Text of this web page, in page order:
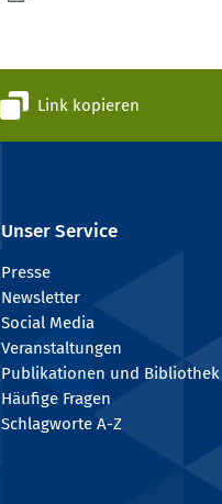
Link kopieren
Unser Service
Presse
Newsletter
Social Media
Veranstaltungen
Publikationen und Bibliothek
Häufige Fragen
Schlagworte A-Z